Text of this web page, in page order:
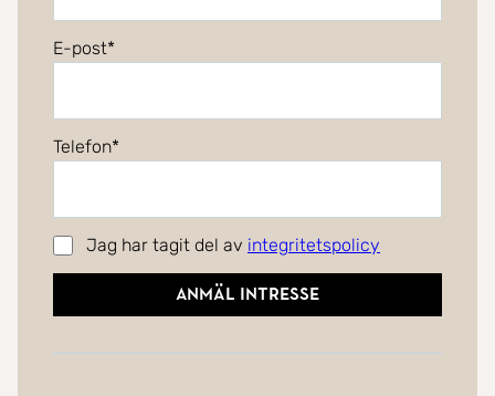
E-post
Telefon
Jag har tagit del av integritetspolicy
Anmäl intresse